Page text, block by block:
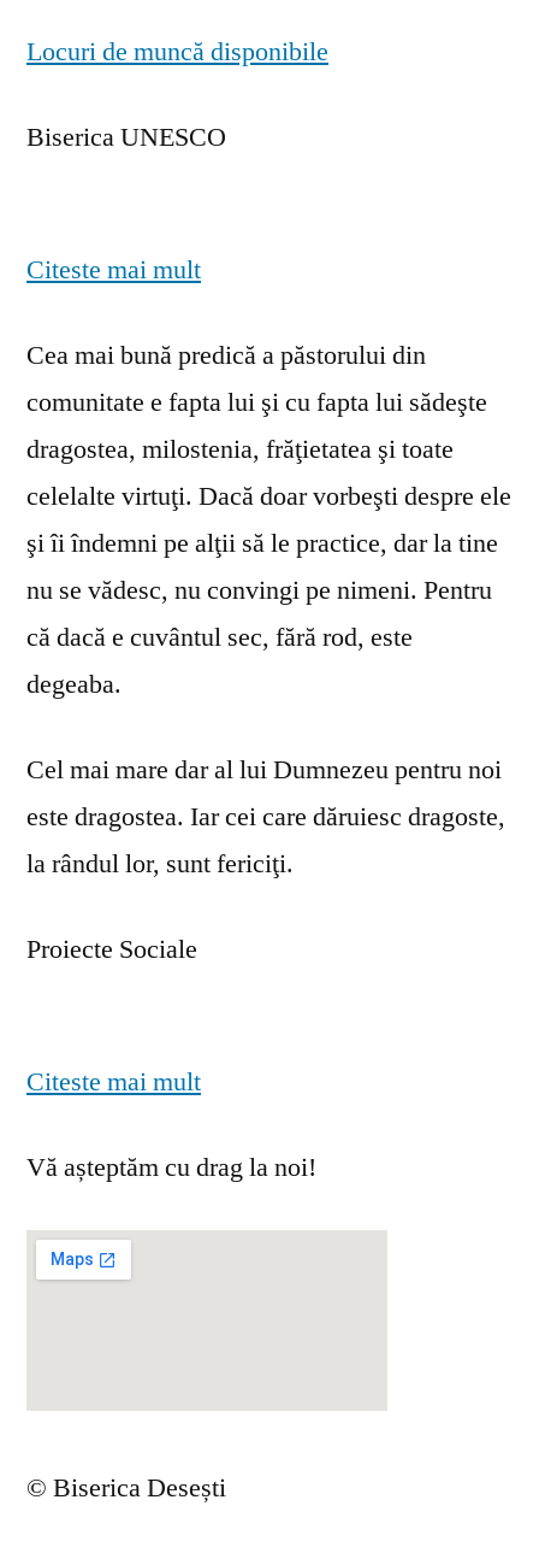
Locuri de muncă disponibile
Biserica UNESCO
Citeste mai mult
Cea mai bună predică a păstorului din
comunitate e fapta lui şi cu fapta lui sădeşte
dragostea, milostenia, frăţietatea şi toate
celelalte virtuţi. Dacă doar vorbeşti despre ele
şi îi îndemni pe alţii să le practice, dar la tine
nu se vă­desc, nu convingi pe nimeni. Pentru
că dacă e cuvântul sec, fără rod, este
degeaba.
Cel mai mare dar al lui Dumnezeu pentru noi
este dragostea. Iar cei care dăruiesc dragoste,
la rândul lor, sunt fericiţi.
Proiecte Sociale
Citeste mai mult
Vă așteptăm cu drag la noi!
© Biserica Desești